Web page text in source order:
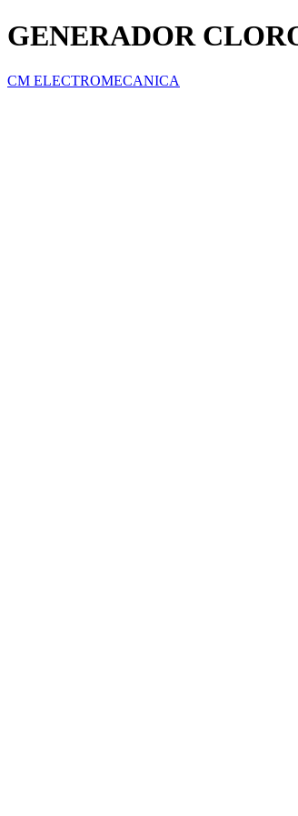
GENERADOR
CM ELECTROMECANICA